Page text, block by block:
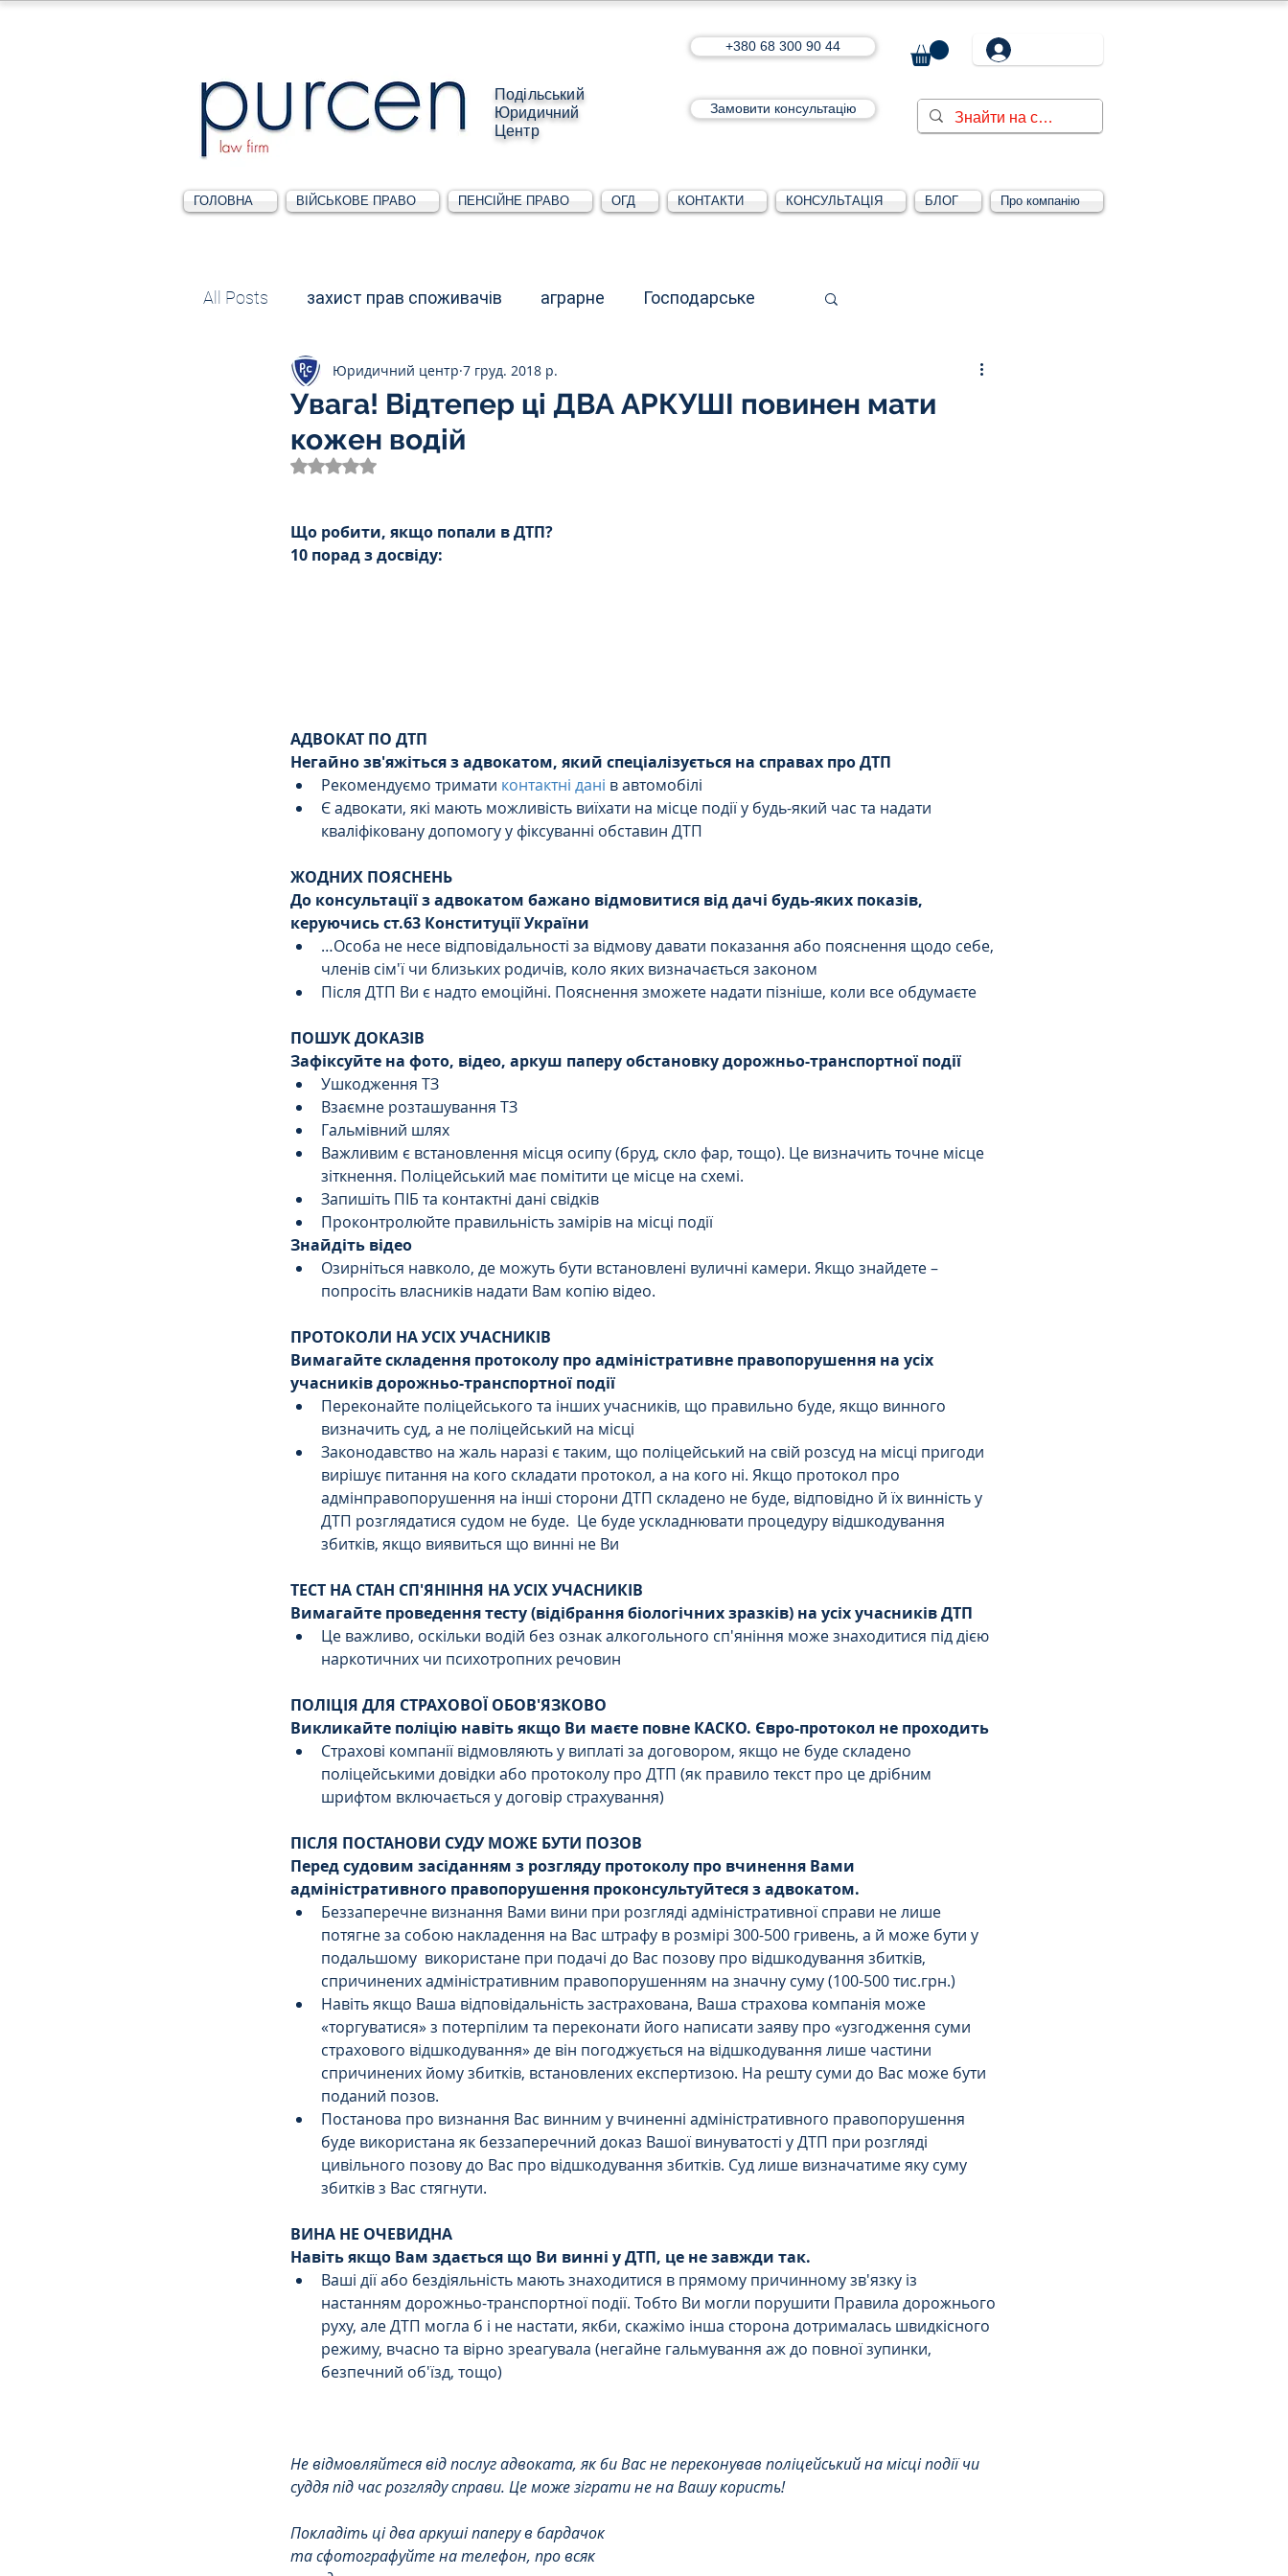
Подільський
Юридичний
Центр
+380 68 300 90 44
Замовити консультацію
ГОЛОВНА ВІЙСЬКОВЕ ПРАВО ПЕНСІЙНЕ ПРАВО ОГД КОНТАКТИ КОНСУЛЬТАЦІЯ БЛОГ Про компанію
All Posts захист прав споживачів аграрне Господарське
Податкове Адміністративне Для юридичних осіб
Трудове Земельне
Спортивне право Корупційне Адміністративі порушення
Декларування Договір Козачук. Практика
Ліквідаторам аварії на ЧАЕС Військове право Кримінальне
Сімейне ЄСПЛ Цивільне ДТП
Увага! Відтепер ці ДВА АРКУШІ повинен мати
кожен водій
Юридичний центр 7 груд. 2018 р.
Оцінка: NaN з 5 зірок.
Що робити, якщо попали в ДТП?
10 порад з досвіду:
АДВОКАТ ПО ДТП
Негайно зв'яжіться з адвокатом, який спеціалізується на справах про ДТП
Рекомендуємо тримати контактні дані в автомобілі
Є адвокати, які мають можливість виїхати на місце події у будь-який час та надати
кваліфіковану допомогу у фіксуванні обставин ДТП
ЖОДНИХ ПОЯСНЕНЬ
До консультації з адвокатом бажано відмовитися від дачі будь-яких показів,
керуючись ст.63 Конституції України
…Особа не несе відповідальності за відмову давати показання або пояснення щодо себе,
членів сім'ї чи близьких родичів, коло яких визначається законом
Після ДТП Ви є надто емоційні. Пояснення зможете надати пізніше, коли все обдумаєте
ПОШУК ДОКАЗІВ
Зафіксуйте на фото, відео, аркуш паперу обстановку дорожньо-транспортної події
Ушкодження ТЗ
Взаємне розташування ТЗ
Гальмівний шлях
Важливим є встановлення місця осипу (бруд, скло фар, тощо). Це визначить точне місце
зіткнення. Поліцейський має помітити це місце на схемі.
Запишіть ПІБ та контактні дані свідків
Проконтролюйте правильність замірів на місці події
Знайдіть відео
Озирніться навколо, де можуть бути встановлені вуличні камери. Якщо знайдете –
попросіть власників надати Вам копію відео.
ПРОТОКОЛИ НА УСІХ УЧАСНИКІВ
Вимагайте складення протоколу про адміністративне правопорушення на усіх
учасників дорожньо-транспортної події
Переконайте поліцейського та інших учасників, що правильно буде, якщо винного
визначить суд, а не поліцейський на місці
Законодавство на жаль наразі є таким, що поліцейський на свій розсуд на місці пригоди
вирішує питання на кого складати протокол, а на кого ні. Якщо протокол про
адмінправопорушення на інші сторони ДТП складено не буде, відповідно й їх винність у
ДТП розглядатися судом не буде.  Це буде ускладнювати процедуру відшкодування
збитків, якщо виявиться що винні не Ви
ТЕСТ НА СТАН СП'ЯНІННЯ НА УСІХ УЧАСНИКІВ
Вимагайте проведення тесту (відібрання біологічних зразків) на усіх учасників ДТП
Це важливо, оскільки водій без ознак алкогольного сп'яніння може знаходитися під дією
наркотичних чи психотропних речовин
ПОЛІЦІЯ ДЛЯ СТРАХОВОЇ ОБОВ'ЯЗКОВО
Викликайте поліцію навіть якщо Ви маєте повне КАСКО. Євро-протокол не проходить
Страхові компанії відмовляють у виплаті за договором, якщо не буде складено
поліцейськими довідки або протоколу про ДТП (як правило текст про це дрібним
шрифтом включається у договір страхування)
ПІСЛЯ ПОСТАНОВИ СУДУ МОЖЕ БУТИ ПОЗОВ
Перед судовим засіданням з розгляду протоколу про вчинення Вами
адміністративного правопорушення проконсультуйтеся з адвокатом.
Беззаперечне визнання Вами вини при розгляді адміністративної справи не лише
потягне за собою накладення на Вас штрафу в розмірі 300-500 гривень, а й може бути у
подальшому  використане при подачі до Вас позову про відшкодування збитків,
спричинених адміністративним правопорушенням на значну суму (100-500 тис.грн.)
Навіть якщо Ваша відповідальність застрахована, Ваша страхова компанія може
«торгуватися» з потерпілим та переконати його написати заяву про «узгодження суми
страхового відшкодування» де він погоджується на відшкодування лише частини
спричинених йому збитків, встановлених експертизою. На решту суми до Вас може бути
поданий позов.
Постанова про визнання Вас винним у вчиненні адміністративного правопорушення
буде використана як беззаперечний доказ Вашої винуватості у ДТП при розгляді
цивільного позову до Вас про відшкодування збитків. Суд лише визначатиме яку суму
збитків з Вас стягнути.
ВИНА НЕ ОЧЕВИДНА
Навіть якщо Вам здається що Ви винні у ДТП, це не завжди так.
Ваші дії або бездіяльність мають знаходитися в прямому причинному зв'язку із
настанням дорожньо-транспортної події. Тобто Ви могли порушити Правила дорожнього
руху, але ДТП могла б і не настати, якби, скажімо інша сторона дотрималась швидкісного
режиму, вчасно та вірно зреагувала (негайне гальмування аж до повної зупинки,
безпечний об'їзд, тощо)
Не відмовляйтеся від послуг адвоката, як би Вас не переконував поліцейський на місці події чи
суддя під час розгляду справи. Це може зіграти не на Вашу користь!
Покладіть ці два аркуші паперу в бардачок
та сфотографуйте на телефон, про всяк